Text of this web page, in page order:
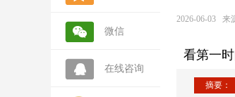
微信
在线咨询
2026-06-03 来
看第一
摘要：